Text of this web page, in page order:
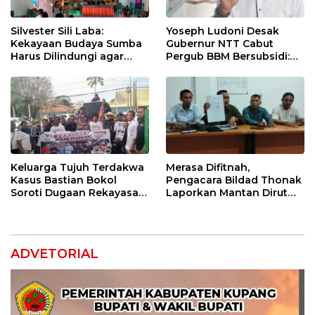
Silvester Sili Laba:
Kekayaan Budaya Sumba
Harus Dilindungi agar
Yoseph Ludoni Desak
Gubernur NTT Cabut
Pergub BBM Bersubsidi:
Tagih Pajak
Keluarga Tujuh Terdakwa
Kasus Bastian Bokol
Soroti Dugaan Rekayasa
Merasa Difitnah,
Pengacara Bildad Thonak
Laporkan Mantan Dirut
ADVETORIAL